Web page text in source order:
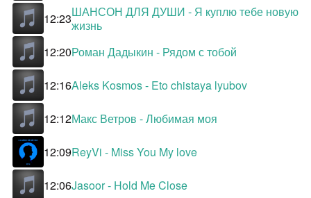
12:23ШАНСОН ДЛЯ ДУШИ - Я куплю тебе новую
жизнь
12:20Роман Дадыкин - Рядом с тобой
12:16Aleks Kosmos - Eto chistaya lyubov
12:12Макс Ветров - Любимая моя
12:09ReyVi - Miss You My love
12:06Jasoor - Hold Me Close